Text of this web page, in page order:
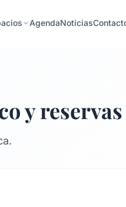
AgendaNoticias
y